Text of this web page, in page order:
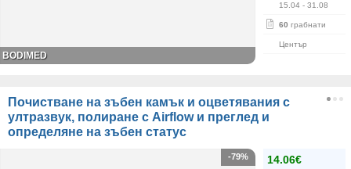
15.04 - 31.08
60 грабнати
Център
BODIMED
Почистване на зъбен камък и оцветявания с
ултразвук, полиране с Airflow и преглед и
определяне на зъбен статус
14.06€
-79%